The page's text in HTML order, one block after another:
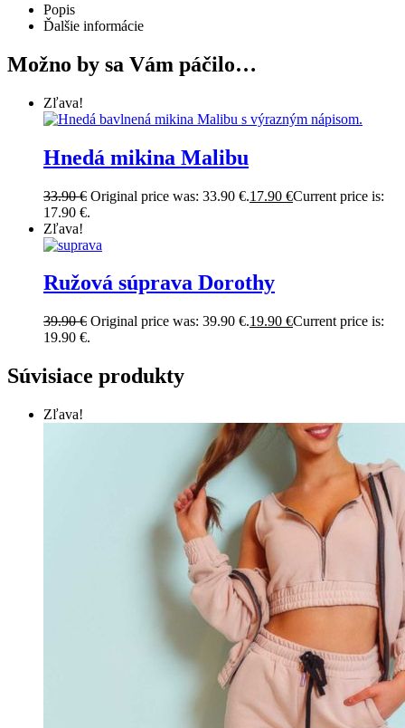
Popis
Ďalšie informácie
Možno by sa Vám páčilo…
Zľava!
Hnedá mikina Malibu
33.90€ Original price was: 33.90 €.17.90 €Current price is:
17.90 €.
Zľava!
Ružová súprava Dorothy
39.90€ Original price was: 39.90 €.19.90 €Current price is:
19.90 €.
Súvisiace produkty
Zľava!